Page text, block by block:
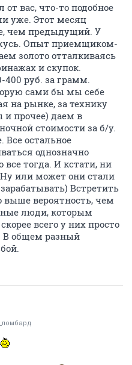
вас, что-то подобное
уже. Этот месяц
чем предыдущий. У
Опыт приемщиком-
золото отталкиваясь
и скупок.
руб. за грамм.
сами бы мы себе
на рынке, за технику
и прочее) даем в
стоимости за б/у.
Все остальное
однозначно
тогда. И кстати, ни
или может они стали
Встретить
выше вероятность, чем
люди, которым
всего у них просто
В общем разный